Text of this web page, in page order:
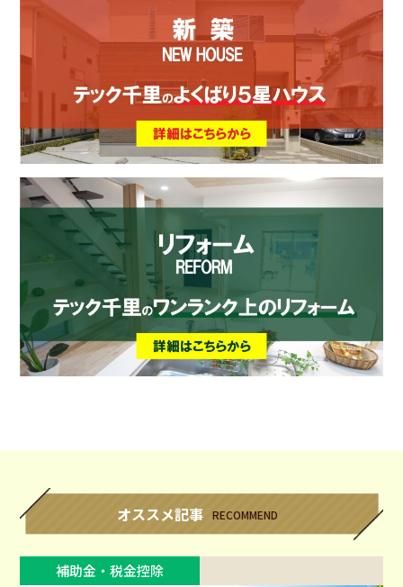
オススメ記事 RECOMMEND
補助金・税金控除